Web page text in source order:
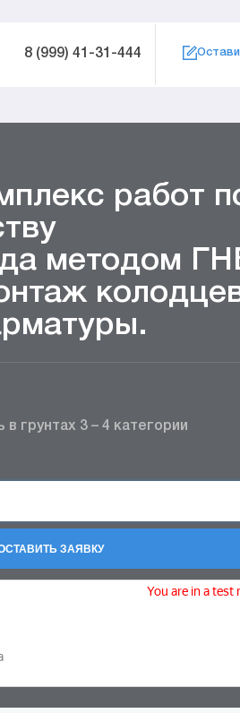
8 (999) 41-31-444
работ
методом
грунтах 3 – 4 категории
ЗАЯВКУ